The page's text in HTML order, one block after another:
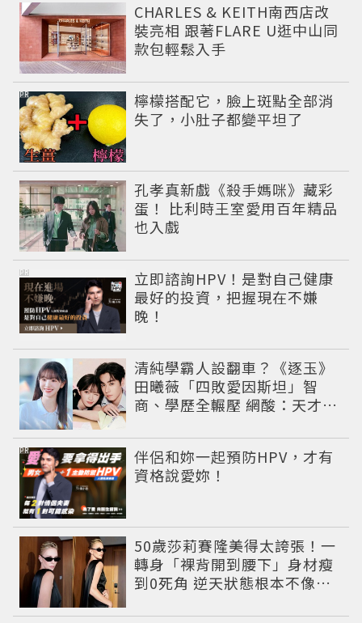
CHARLES & KEITH南西店改
裝亮相 跟著FLARE U逛中山同
款包輕鬆入手
檸檬搭配它，臉上斑點全部消
失了，小肚子都變平坦了
PR
孔孝真新戲《殺手媽咪》藏彩
蛋！ 比利時王室愛用百年精品
也入戲
立即諮詢HPV！是對自己健康
最好的投資，把握現在不嫌
晚！
PR
清純學霸人設翻車？《逐玉》
田曦薇「四敗愛因斯坦」智
商、學歷全輾壓 網酸：天才全
伴侶和妳一起預防HPV，才有
資格說愛妳！
PR
50歲莎莉賽隆美得太誇張！一
轉身「裸背開到腰下」身材瘦
到0死角 逆天狀態根本不像年